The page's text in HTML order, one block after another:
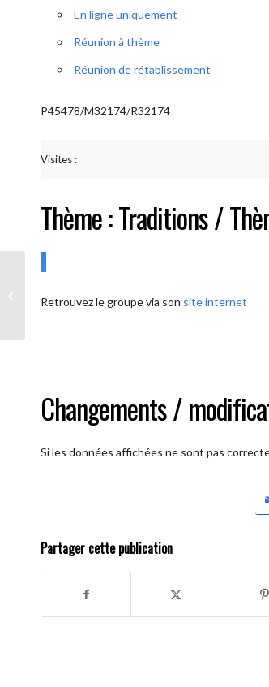
En ligne uniquement
Réunion à thème
Réunion de rétablissement
P45478/M32174/R32174
Visites :
Thème : Traditions /
Retrouvez le groupe via son site internet
Changements /
Si les données affichées ne sont pas
Partager cette publication
libre)